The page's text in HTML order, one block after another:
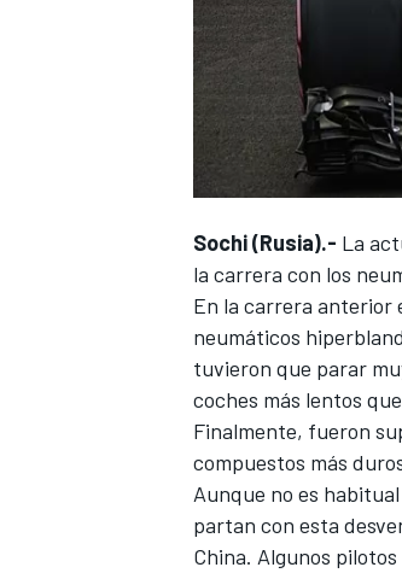
Sochi (Rusia).- La
la carrera con los
En la carrera anterior
neumáticos
tuvieron que parar
coches más lentos
Finalmente, fueron
compuestos más
Aunque no es
partan con esta
China. Algunos